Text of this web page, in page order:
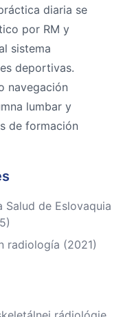
diaria se
por RM y
sistema
deportivas.
navegación
lumbar y
de formación
Salud de Eslovaquia
radiología (2021)